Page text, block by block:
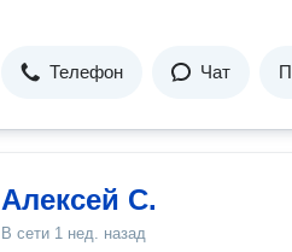
Телефон Чат
Алексей С.
В сети 1 нед. назад